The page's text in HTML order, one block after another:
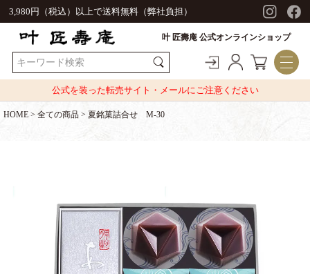
3,980円（税込）以上で送料無料（弊社負担）
叶 匠壽庵 公式オンラインショップ
公式を装った転売サイト・メールにご注意ください
HOME 全ての商品 夏銘菓詰合せ M-30